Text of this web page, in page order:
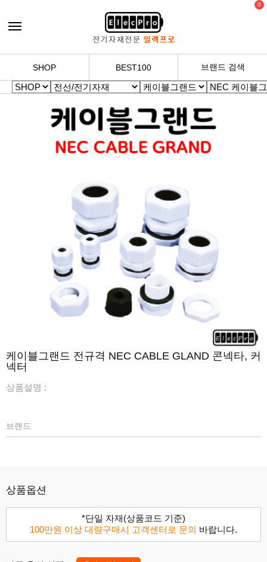
0
SHOP BEST100 브랜드 검색
케이블그랜드 전규격 NEC CABLE GLAND 콘넥타, 커
넥터
상품설명 :
브랜드
상품옵션
*단일 자재(상품코드 기준)
100만원 이상 대량구매시 고객센터로 문의 바랍니다.